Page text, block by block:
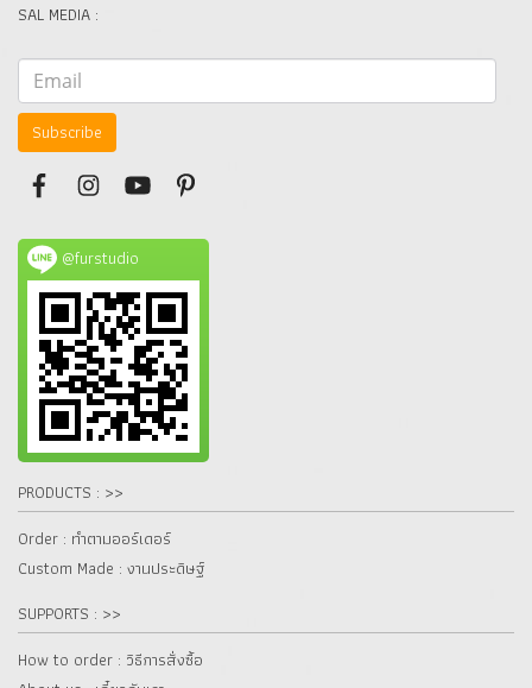
SAL MEDIA :
Subscribe
@furstudio
PRODUCTS : >>
Order : ทำตามออร์เดอร์
Custom Made : งานประดิษฐ์
SUPPORTS : >>
How to order : วิธีการสั่งซื้อ